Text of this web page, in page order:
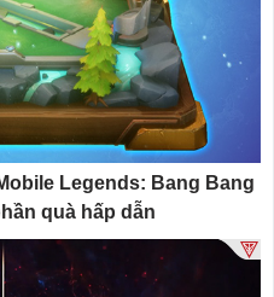
Legends: Bang Bang
quà hấp dẫn